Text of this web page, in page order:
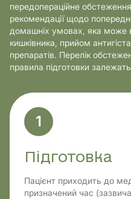
передопераційне
рекомендації щодо
домашніх умовах, яка може
кишківника, прийом
препаратів. Перелік
правила підготовки залежать
1
Підготовка
Пацієнт приходить до
призначений час